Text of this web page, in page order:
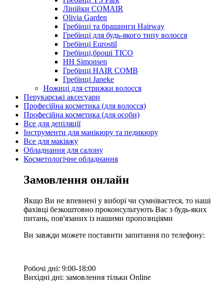
Лінійки COMAIR
Olivia Garden
Гребінці та брашинги Hairway
Гребінці для будь-якого типу волосся
Гребінці Eurostil
Гребінці,броші TICO
HH Simonsen
Гребінці HAIR COMB
Гребінці Janeke
Ножиці для стрижки волосся
Перукарські аксесуари
Професійна косметика (для волосся)
Професійна косметика (для особи)
Все для депіляції
Інструменти для манікюру та педикюру
Все для макіяжу
Обладнання для салону
Косметологічне обладнання
Замовлення онлайн
Якщо Ви не впевнені у виборі чи сумніваєтеся, то наші
фахівці безкоштовно проконсультують Вас з будь-яких
питань, пов'язаних із нашими пропозиціями
Ви завжди можете поставити запитання по телефону:
Робочі дні: 9:00-18:00
Вихідні дні: замовлення тільки Online